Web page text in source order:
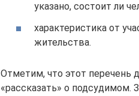
указано, состоит ли
характеристика от
жительства.
Отметим, что этот перечень
«рассказать» о подсудимом.